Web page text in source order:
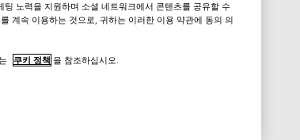
노력을 지원하며 소셜 네트워크에서 콘텐츠를 공유할 수
계속 이용하는 것으로, 귀하는 이러한 이용 약관에 동의 의
쿠키 정책 을 참조하십시오.